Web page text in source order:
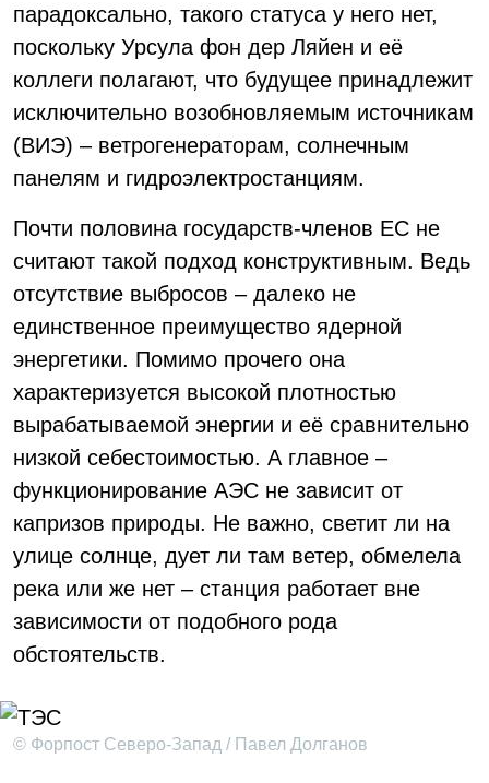
парадоксально, такого статуса у него нет,
поскольку Урсула фон дер Ляйен и её
коллеги полагают, что будущее принадлежит
исключительно возобновляемым источникам
(ВИЭ) – ветрогенераторам, солнечным
панелям и гидроэлектростанциям.
Почти половина государств-членов ЕС не
считают такой подход конструктивным. Ведь
отсутствие выбросов – далеко не
единственное преимущество ядерной
энергетики. Помимо прочего она
характеризуется высокой плотностью
вырабатываемой энергии и её сравнительно
низкой себестоимостью. А главное –
функционирование АЭС не зависит от
капризов природы. Не важно, светит ли на
улице солнце, дует ли там ветер, обмелела
река или же нет – станция работает вне
зависимости от подобного рода
обстоятельств.
© Форпост Северо-Запад / Павел Долганов